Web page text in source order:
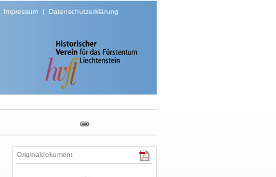
Impressum| Datenschutzerklärung
Originaldokument